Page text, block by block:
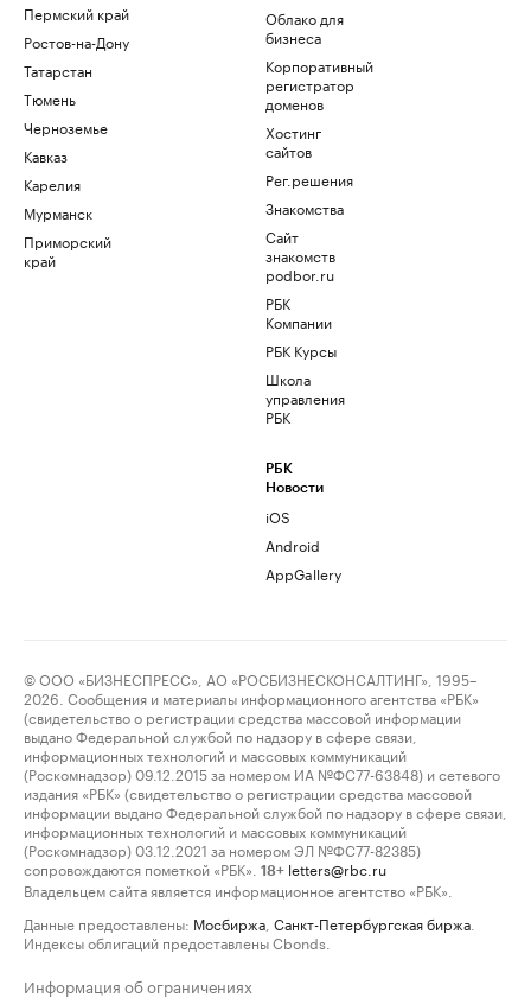
Пермский край
Ростов-на-Дону
Татарстан
Тюмень
Черноземье
Кавказ
Карелия
Мурманск
Приморский
край
Облако для
бизнеса
Корпоративный
регистратор
доменов
Хостинг
сайтов
Рег.решения
Знакомства
Сайт
знакомств
podbor.ru
РБК
Компании
РБК Курсы
Школа
управления
РБК
РБК
Новости
iOS
Android
AppGallery
© ООО «БИЗНЕСПРЕСС», АО «РОСБИЗНЕСКОНСАЛТИНГ», 1995–
2026. Сообщения и материалы информационного агентства «РБК»
(свидетельство о регистрации средства массовой информации
выдано Федеральной службой по надзору в сфере связи,
информационных технологий и массовых коммуникаций
(Роскомнадзор) 09.12.2015 за номером ИА №ФС77-63848) и сетевого
издания «РБК» (свидетельство о регистрации средства массовой
информации выдано Федеральной службой по надзору в сфере связи,
информационных технологий и массовых коммуникаций
(Роскомнадзор) 03.12.2021 за номером ЭЛ №ФС77-82385)
сопровождаются пометкой «РБК».
18+ letters@rbc.ru
Владельцем сайта является информационное агентство «РБК».
Данные предоставлены: Мосбиржа Санкт-Петербургская биржа
Индексы облигаций предоставлены Cbonds.
Информация об ограничениях